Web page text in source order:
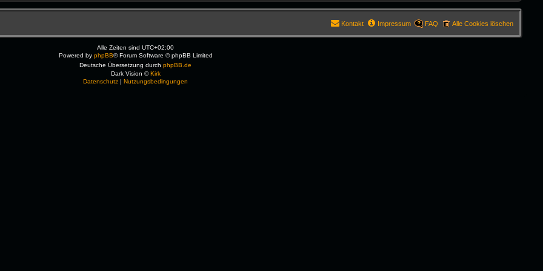
Alle Cookies löschen
FAQ
Impressum
Kontakt
Alle Zeiten sindUTC+02:00
Powered by phpBB® Forum Software © phpBB Limited
Deutsche Übersetzung durchphpBB.de
Dark Vision ©Kirk
Datenschutz |Nutzungsbedingungen